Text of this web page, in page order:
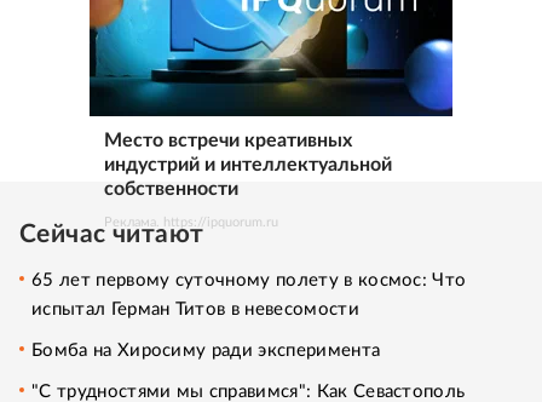
Место встречи креативных
индустрий и интеллектуальной
собственности
Реклама. https://ipquorum.ru
Сейчас читают
65 лет первому суточному полету в космос: Что
испытал Герман Титов в невесомости
Бомба на Хиросиму ради эксперимента
"С трудностями мы справимся": Как Севастополь